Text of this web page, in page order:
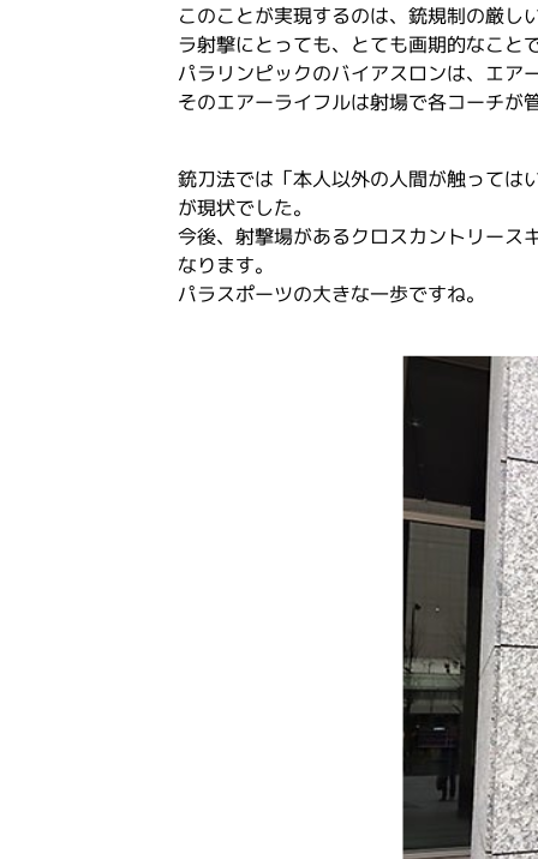
このことが実現するのは、銃規制の厳し
ラ射撃にとっても、とても画期的なこと
パラリンピックのバイアスロンは、エア
そのエアーライフルは射場で各コーチが
銃刀法では「本人以外の人間が触っては
が現状でした。
今後、射撃場があるクロスカントリース
なります。
パラスポーツの大きな一歩ですね。